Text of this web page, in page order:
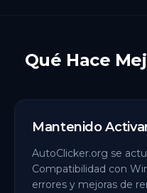
Qué Hace
Mantenido
AutoClicker.org se
Compatibilidad con
errores y mejoras de